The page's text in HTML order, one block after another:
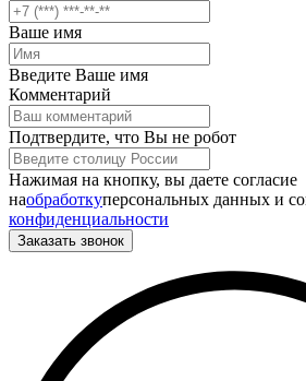
Ваше имя
Введите Ваше имя
Комментарий
Подтвердите, что Вы не робот
Нажимая на кнопку, вы даете согласие
наобработкуперсональных данных и
конфиденциальности
Заказать звонок